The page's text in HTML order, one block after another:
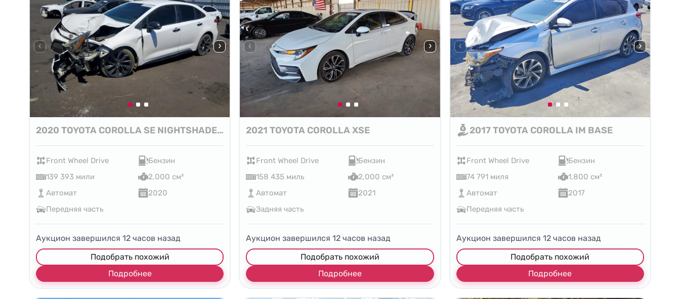
2020 TOYOTA COROLLA SE NIGHTSHADE EDITION
Front Wheel Drive
Бензин
139 393 мили
2,000 см³
Автомат
2020
Передняя часть
Аукцион завершился 12 часов назад
Подобрать похожий
Подробнее
2021 TOYOTA COROLLA XSE
Front Wheel Drive
Бензин
158 435 миль
2,000 см³
Автомат
2021
Задняя часть
Аукцион завершился12 часов назад
Подобрать похожий
Подробнее
2017 TOYOTA COROLLA IM BASE
Front Wheel Drive
Бензин
74 791 миля
1,800 см³
Автомат
2017
Передняя часть
Аукцион завершился 12часов назад
Подобрать похожий
Подробнее